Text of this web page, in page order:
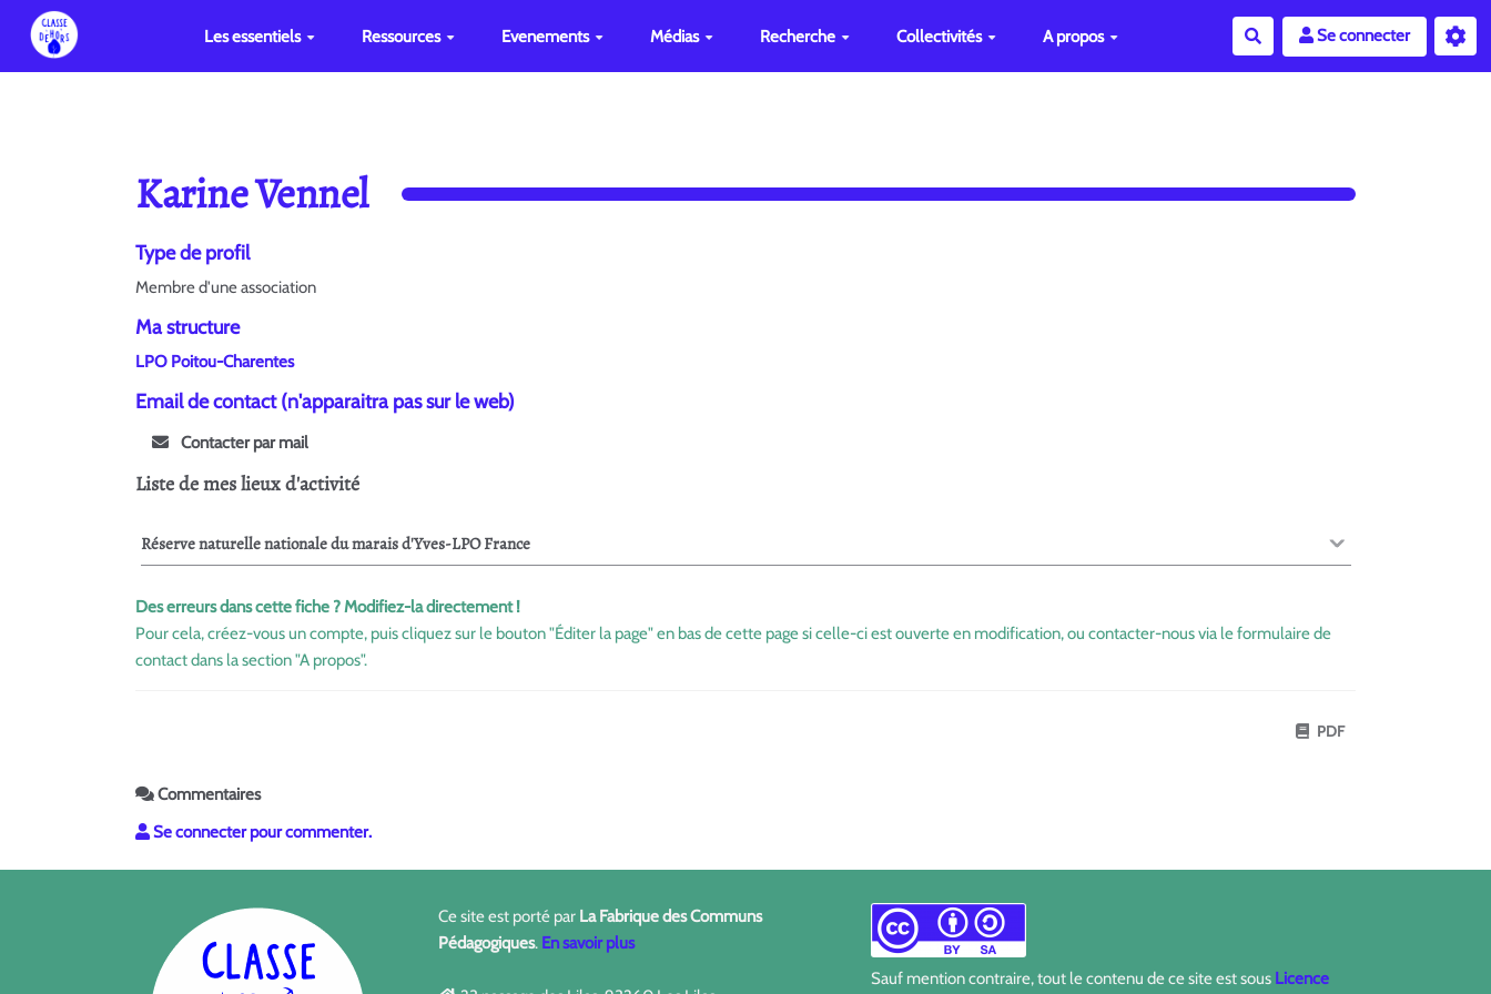
Les essentiels Ressources Evenements Médias Recherche Collectivités A propos RechercherSe connecter
Karine Vennel
Type de profil
Membre d'une association
Ma structure
LPO Poitou-Charentes
Email de contact (n'apparaitra pas sur le web)
Contacter par mail
Liste de mes lieux d'activité
Réserve naturelle nationale du marais d'Yves-LPO France
Des erreurs dans cette fiche ? Modifiez-la directement !
Pour cela, créez-vous un compte, puis cliquez sur le bouton "Éditer la page" en bas de cette page si celle-ci est ouverte en modification, ou contacter-nous via le formulaire de
contact dans la section "A propos".
PDF
Commentaires
Se connecter pour commenter.
Ce site est porté par La Fabrique des Communs
Pédagogiques. En savoir plus
Sauf mention contraire, tout le contenu de ce site est sous Licence